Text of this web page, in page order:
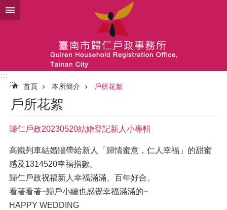
跳到主要內容區塊
:::
:::
首頁 本所簡介 戶所花絮
戶所花絮
歸仁戶政20230520結婚登記新人小專輯
高鐵列車結婚牆帶給新人「歸情蜜意，仁人幸福」的甜蜜
感及1314520幸福指數。
歸仁戶政祝福新人幸福滿滿、百年好合。
看著看著~歸戶小編也感覺幸福滿滿的~
HAPPY WEDDING